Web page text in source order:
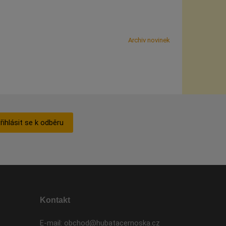
Archiv novinek
se k odběru
Kontakt
E-mail: obchod@hubatacernoska.cz